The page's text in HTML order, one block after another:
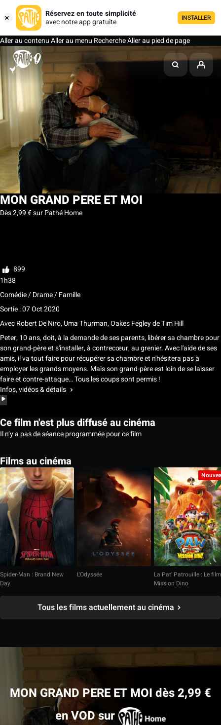
Réservez en toute simplicité
avec notre app gratuite
INSTALLER
Aller au contenuAller au menu RechercheAller au pied de page
MON GRAND PERE ET MOI
Dès 2,99 € sur Pathé Home
899
1h38
Comédie / Drame / Famille
Sortie : 07 Oct 2020
AvecRobert De Niro,Uma Thurman,Oakes FegleydeTim Hill
Peter, 10 ans, doit, à la demande de ses parents, libérer sa chambre pour
son grand-père et s'installer, à contrecœur, au grenier. Avec l'aide de ses
amis, il va tout faire pour récupérer sa chambre et n'hésitera pas à
employer les grands moyens. Mais son grand-père est loin de se laisser
faire et contre-attaque… Tous les coups sont permis !
Infos, vidéos & détails
Ce film n'est plus diffusé au cinéma
Il n’y a pas de séance programmée pour ce film
Films au cinéma
Spider-Man : Brand New
Day
L'Odyssée
La Pat' Patrouille : Le film
Mission Dino
Tous les films actuellement au cinéma
MON GRAND PERE ET MOI dès 2,99 €
en VOD sur